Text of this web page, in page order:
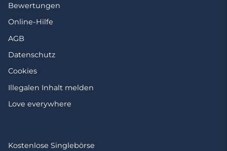
Bewertungen
Online-Hilfe
AGB
Datenschutz
Cookies
Illegalen Inhalt melden
Love everywhere
Kostenlose Singlebörse